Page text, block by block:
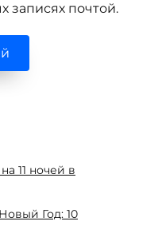
записях почтой.
11 ночей в
Год: 10